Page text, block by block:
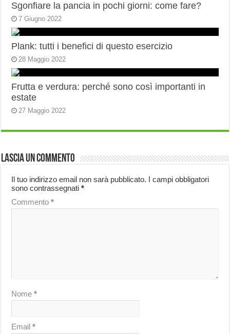
Sgonfiare la pancia in pochi giorni: come fare?
7 Giugno 2022
Plank: tutti i benefici di questo esercizio
28 Maggio 2022
Frutta e verdura: perché sono così importanti in
estate
27 Maggio 2022
Lascia un commento
Il tuo indirizzo email non sarà pubblicato. I campi obbligatori
sono contrassegnati*
Commento*
Nome*
Email*